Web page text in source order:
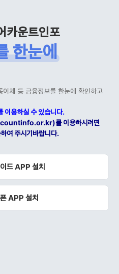
카운트인포
한눈에
체 등 금융정보를 한눈에 확인하고
이용하실 수 있습니다.
를 이용하시려면
여 주시기바랍니다.
드 APP 설치
APP 설치